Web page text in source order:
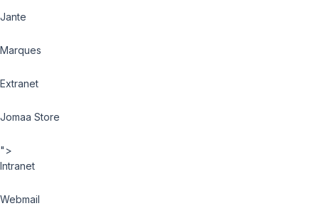
Jante
Marques
Extranet
Jomaa Store
">
Intranet
Webmail